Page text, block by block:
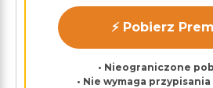
⚡ Pobierz
• Nieograniczone
• Nie wymaga